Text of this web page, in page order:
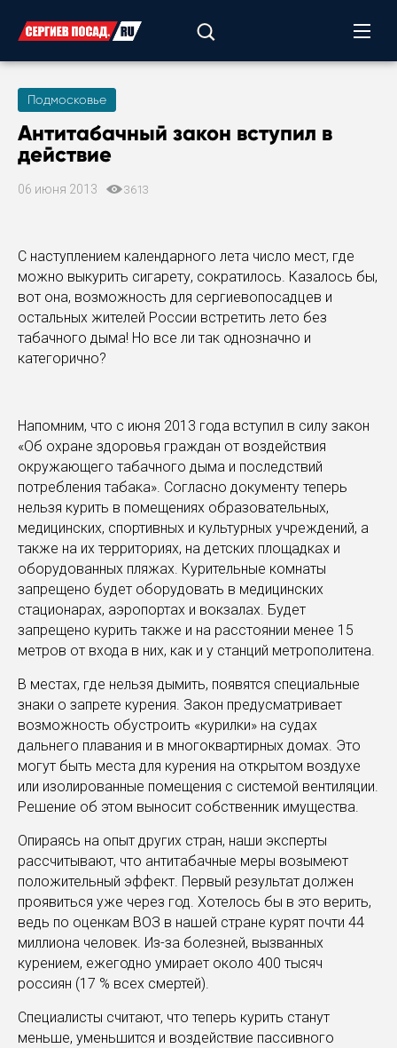
Подмосковье
Антитабачный закон вступил в
действие
06 июня 2013 3613
С наступлением календарного лета число мест, где
можно выкурить сигарету, сократилось. Казалось бы,
вот она, возможность для сергиевопосадцев и
остальных жителей России встретить лето без
табачного дыма! Но все ли так однозначно и
категорично?
Напомним, что с июня 2013 года вступил в силу закон
«Об охране здоровья граждан от воздействия
окружающего табачного дыма и последствий
потребления табака». Согласно документу теперь
нельзя курить в помещениях образовательных,
медицинских, спортивных и культурных учреждений, а
также на их территориях, на детских площадках и
оборудованных пляжах. Курительные комнаты
запрещено будет оборудовать в медицинских
стационарах, аэропортах и вокзалах. Будет
запрещено курить также и на расстоянии менее 15
метров от входа в них, как и у станций метрополитена.
В местах, где нельзя дымить, появятся специальные
знаки о запрете курения. Закон предусматривает
возможность обустроить «курилки» на судах
дальнего плавания и в многоквартирных домах. Это
могут быть места для курения на открытом воздухе
или изолированные помещения с системой вентиляции.
Решение об этом выносит собственник имущества.
Опираясь на опыт других стран, наши эксперты
рассчитывают, что антитабачные меры возымеют
положительный эффект. Первый результат должен
проявиться уже через год. Хотелось бы в это верить,
ведь по оценкам ВОЗ в нашей стране курят почти 44
миллиона человек. Из-за болезней, вызванных
курением, ежегодно умирает около 400 тысяч
россиян (17 % всех смертей).
Специалисты считают, что теперь курить станут
меньше, уменьшится и воздействие пассивного